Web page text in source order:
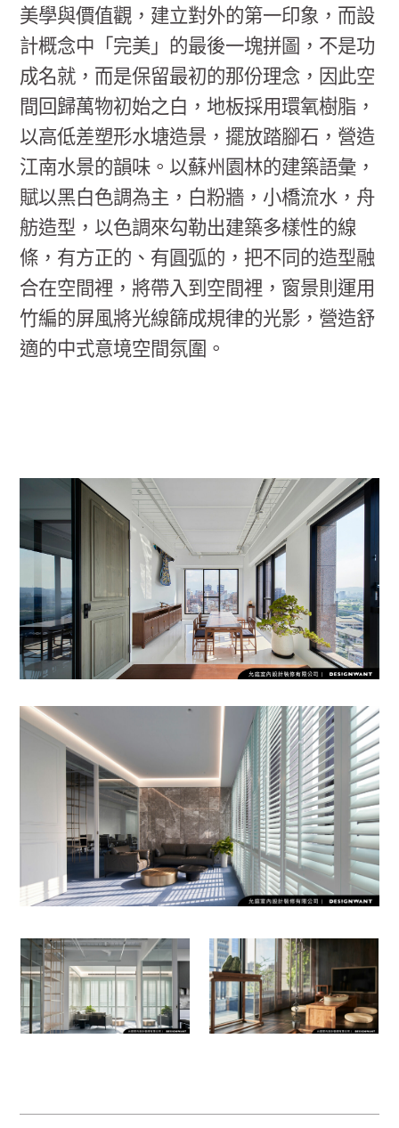
美學與價值觀，建立對外的第一印象，而設
計概念中「完美」的最後一塊拼圖，不是功
成名就，而是保留最初的那份理念，因此空
間回歸萬物初始之白，地板採用環氧樹脂，
以高低差塑形水塘造景，擺放踏腳石，營造
江南水景的韻味。以蘇州園林的建築語彙，
賦以黑白色調為主，白粉牆，小橋流水，舟
舫造型，以色調來勾勒出建築多樣性的線
條，有方正的、有圓弧的，把不同的造型融
合在空間裡，將帶入到空間裡，窗景則運用
竹編的屏風將光線篩成規律的光影，營造舒
適的中式意境空間氛圍。